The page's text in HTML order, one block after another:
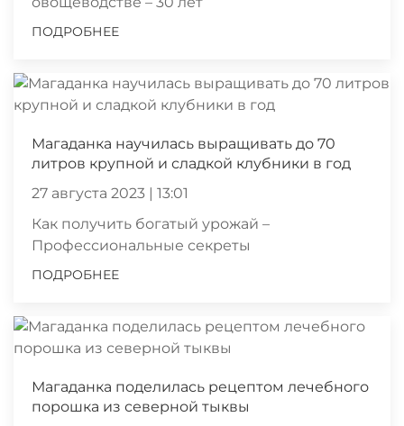
ПОДРОБНЕЕ
Магаданка научилась выращивать до 70
литров крупной и сладкой клубники в год
27 августа 2023 | 13:01
Как получить богатый урожай –
Профессиональные секреты
ПОДРОБНЕЕ
Магаданка поделилась рецептом лечебного
порошка из северной тыквы